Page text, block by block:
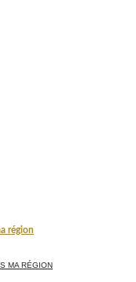
région
MA RÉGION